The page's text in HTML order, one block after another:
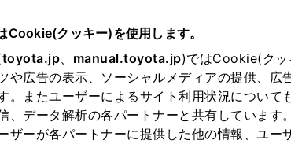
Cookie(クッキー)を使用します。
toyota.jp、 manual.toyota.jp)ではCookie(クッ
や広告の表示、ソーシャルメディアの提供、広
。またユーザーによるサイト利用状況について
、データ解析の各パートナーと共有しています
ザーが各パートナーに提供した他の情報、ユー